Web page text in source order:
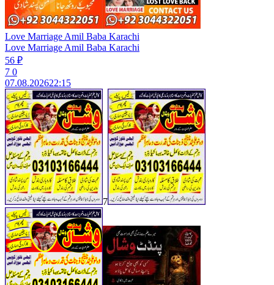
Love Marriage Amil Baba Karachi
Love Marriage Amil Baba Karachi
56 ₽
7 0
07.08.202622:15
7